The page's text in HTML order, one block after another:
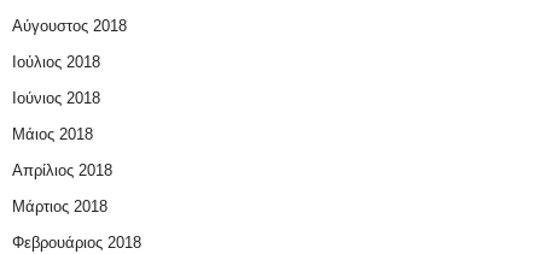
Αύγουστος 2018
Ιούλιος 2018
Ιούνιος 2018
Μάιος 2018
Απρίλιος 2018
Μάρτιος 2018
Φεβρουάριος 2018